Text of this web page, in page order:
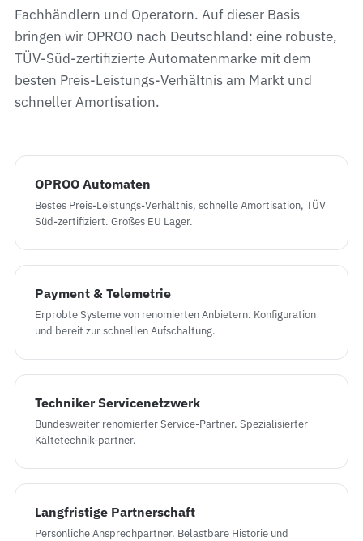
Fachhändlern und Operatorn. Auf dieser Basis
bringen wir OPROO nach Deutschland: eine robuste,
TÜV-Süd-zertifizierte Automatenmarke mit dem
besten Preis-Leistungs-Verhältnis am Markt und
schneller Amortisation.
OPROO Automaten
Bestes Preis-Leistungs-Verhältnis, schnelle Amortisation, TÜV
Süd-zertifiziert. Großes EU Lager.
Payment & Telemetrie
Erprobte Systeme von renomierten Anbietern. Konfiguration
und bereit zur schnellen Aufschaltung.
Techniker Servicenetzwerk
Bundesweiter renomierter Service-Partner. Spezialisierter
Kältetechnik-partner.
Langfristige Partnerschaft
Persönliche Ansprechpartner. Belastbare Historie und